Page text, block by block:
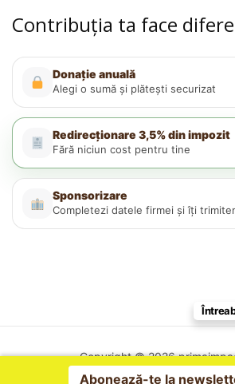
Contribuția ta face
Donație anuală
Alegi o sumă și plătești securizat
Redirecționare 3,5% din impozit
Fără niciun cost pentru tine
Sponsorizare
Completezi datele firmei și îți
Copyright © 2026
Politica de
Abonează-te la